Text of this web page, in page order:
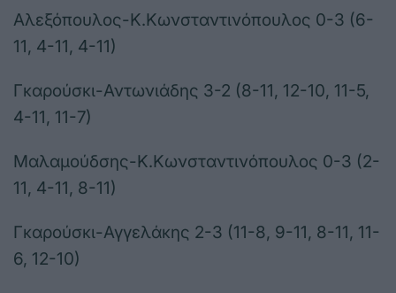
Αλεξόπουλος-Κ.Κωνσταντινόπουλος 0-3 (6-
11, 4-11, 4-11)
Γκαρούσκι-Αντωνιάδης 3-2 (8-11, 12-10, 11-5,
4-11, 11-7)
Μαλαμούδσης-Κ.Κωνσταντινόπουλος 0-3 (2-
11, 4-11, 8-11)
Γκαρούσκι-Αγγελάκης 2-3 (11-8, 9-11, 8-11, 11-
6, 12-10)